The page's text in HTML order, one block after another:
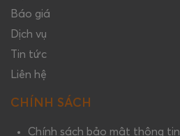
Báo giá
Dịch vụ
Tin tức
Liên hệ
CHÍNH SÁCH
Chính sách bảo mật thông tin